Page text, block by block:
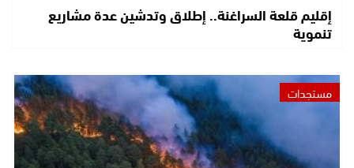
إقليم قلعة السراغنة.. إطلاق وتدشين عدة مشاريع
تنموية
مستجدات